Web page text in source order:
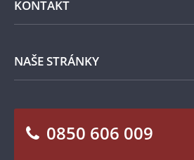
100. výročie vzniku Česko-Slovenska
Ochrana osobných údajov
KONTAKT
Napíšte nám
NAŠE STRÁNKY
Blog Pokladnica mincí
Facebook Národnej Pokladnice
0850 606 009